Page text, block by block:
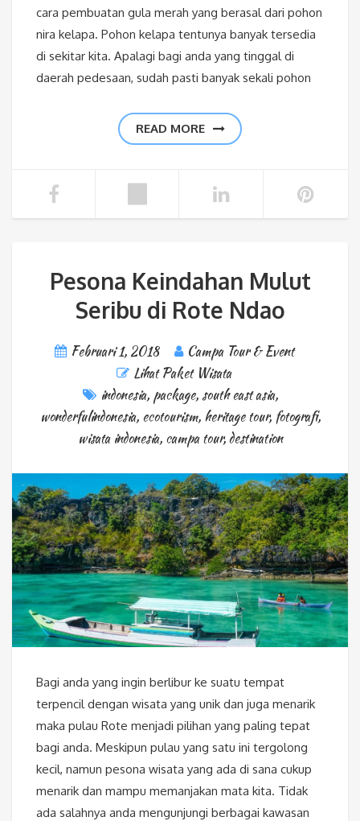
cara pembuatan gula merah yang berasal dari pohon
nira kelapa. Pohon kelapa tentunya banyak tersedia
di sekitar kita. Apalagi bagi anda yang tinggal di
daerah pedesaan, sudah pasti banyak sekali pohon
READ MORE
Pesona Keindahan Mulut
Seribu di Rote Ndao
Februari 1, 2018
Campa Tour & Event
Lihat Paket Wisata
indonesia, package, south east asia,
wonderfulindonesia, ecotourism, heritage tour, fotografi,
wisata indonesia, campa tour,destination
Bagi anda yang ingin berlibur ke suatu tempat
terpencil dengan wisata yang unik dan juga menarik
maka pulau Rote menjadi pilihan yang paling tepat
bagi anda. Meskipun pulau yang satu ini tergolong
kecil, namun pesona wisata yang ada di sana cukup
menarik dan mampu memanjakan mata kita. Tidak
ada salahnya anda mengunjungi berbagai kawasan